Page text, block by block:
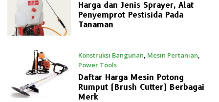
Harga dan Jenis Sprayer, Alat
Penyemprot Pestisida Pada
Tanaman
Konstruksi Bangunan, Mesin Pertanian,
Power Tools
9 Mei 2021
Daftar Harga Mesin Potong
Rumput (Brush Cutter) Berbagai
Merk